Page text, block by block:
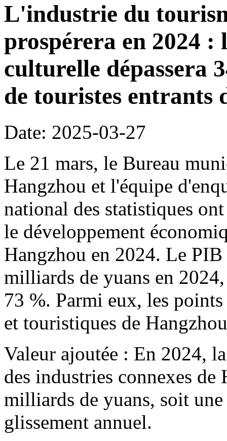
L'industrie du
prospérera en 2024 :
culturelle dépassera
de touristes entrants
Date: 2025-03-27
Le 21 mars, le Bureau
Hangzhou et l'équipe
national des statistiques
le développement
Hangzhou en 2024. Le
milliards de yuans en
73 %. Parmi eux, les
et touristiques de
Valeur ajoutée : En 2024,
des industries connexes
milliards de yuans, soit
glissement annuel.